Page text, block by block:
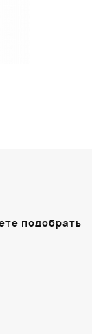
подобрать